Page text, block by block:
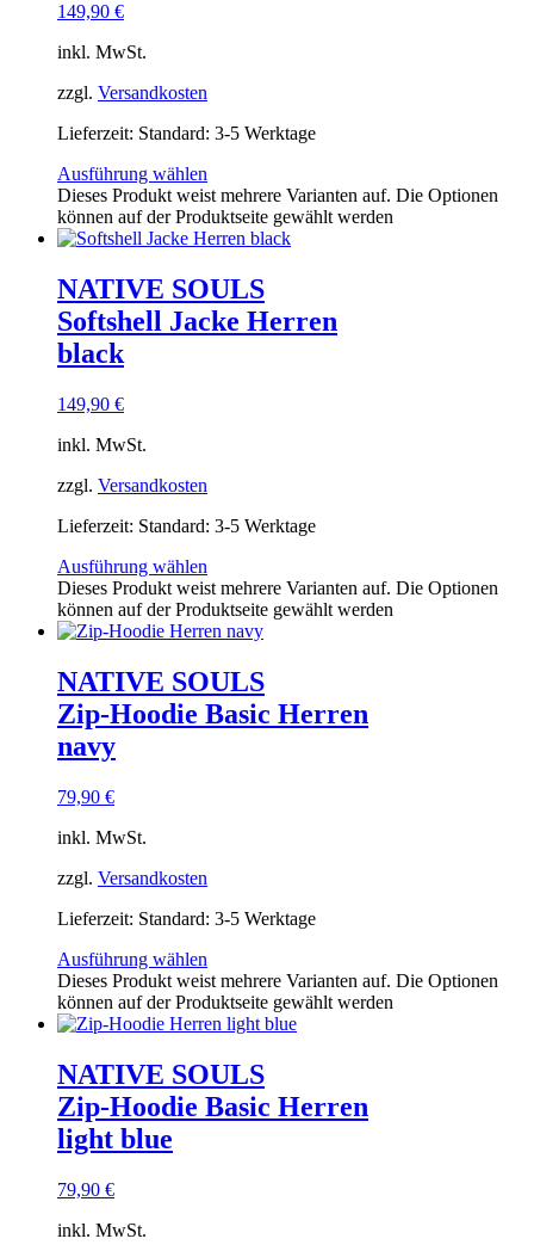
149,90 €
inkl. MwSt.
zzgl. Versandkosten
Lieferzeit: Standard: 3-5 Werktage
Ausführung wählen
Dieses Produkt weist mehrere Varianten auf. Die Optionen
können auf der Produktseite gewählt werden
NATIVE SOULS
Softshell Jacke Herren
black
149,90 €
inkl. MwSt.
zzgl. Versandkosten
Lieferzeit: Standard: 3-5 Werktage
Ausführung wählen
Dieses Produkt weist mehrere Varianten auf. Die Optionen
können auf der Produktseite gewählt werden
NATIVE SOULS
Zip-Hoodie Basic Herren
navy
79,90 €
inkl. MwSt.
zzgl. Versandkosten
Lieferzeit: Standard: 3-5 Werktage
Ausführung wählen
Dieses Produkt weist mehrere Varianten auf. Die Optionen
können auf der Produktseite gewählt werden
NATIVE SOULS
Zip-Hoodie Basic Herren
light blue
79,90 €
inkl. MwSt.